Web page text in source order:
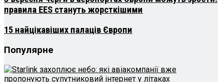
правила EES стануть жорсткішими
15 найцікавіших палаців Європи
Популярне